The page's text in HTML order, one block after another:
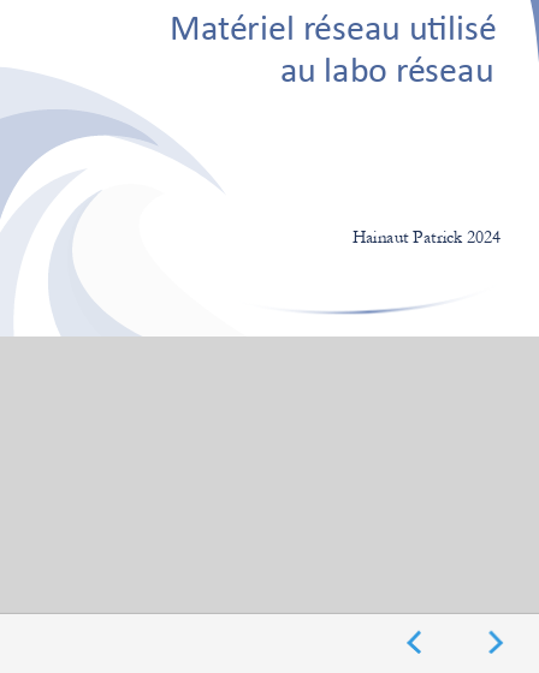
©Hainaut Patrick
Matériel réseau utilisé
au labo réseau
Hainaut Patrick 2024